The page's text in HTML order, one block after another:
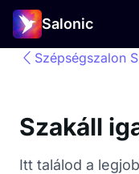
Salonic
Szépségszalon
Szakáll
Itt találod a